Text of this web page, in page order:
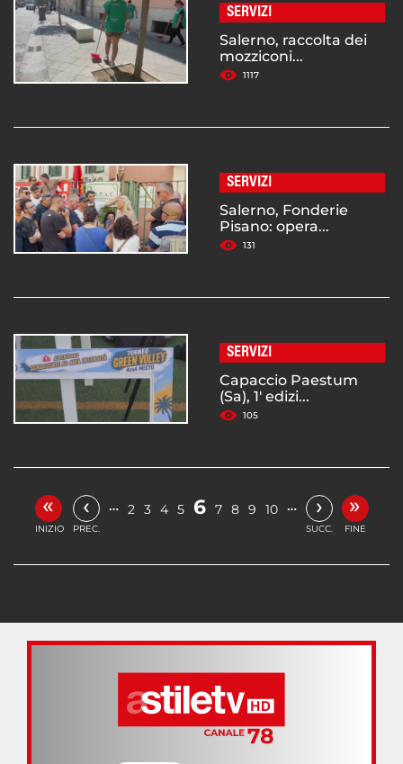
SERVIZI
Salerno, raccolta dei
mozziconi...
1117
SERVIZI
Salerno, Fonderie
Pisano: opera...
131
SERVIZI
Capaccio Paestum
(Sa), 1' edizi...
105
«
INIZIO
‹
PREC.
… 2 3 4 5 6 7 8 9 10 … ›
SUCC.
»
FINE